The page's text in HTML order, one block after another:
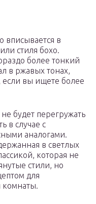
вписывается в
стиля бохо.
более тонкий
в ржавых тонах,
вы ищете более
будет перегружать
в случае с
аналогами.
в светлых
которая не
стили, но
для
комнаты.